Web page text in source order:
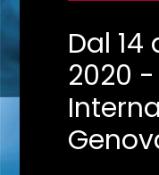
Dal 14
2020